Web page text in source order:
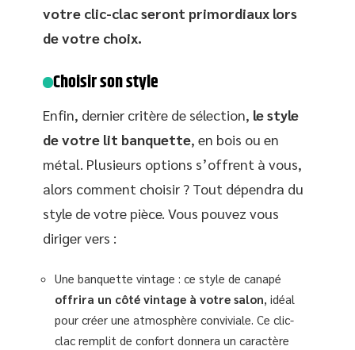
votre clic-clac seront primordiaux lors
de votre choix.
Choisir son style
Enfin, dernier critère de sélection, le style
de votre lit banquette, en bois ou en
métal. Plusieurs options s’offrent à vous,
alors comment choisir ? Tout dépendra du
style de votre pièce. Vous pouvez vous
diriger vers :
Une banquette vintage : ce style de canapé
offrira un côté vintage à votre salon , idéal
pour créer une atmosphère conviviale. Ce clic-
clac remplit de confort donnera un caractère